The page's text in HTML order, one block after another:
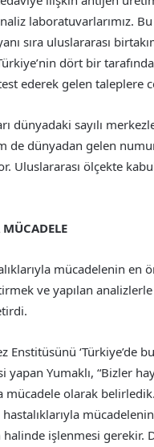
laboratuvarlarımız.
sıra uluslararası
dört bir
ederek gelen taleplere
dünyadaki sayılı
de dünyadan gelen
Uluslararası ölçekte
mücadelenin en
ve yapılan
Enstitüsünü ‘Türkiye’de
Yumaklı, “Bizler
mücadele olarak
işlenmesi gerekir.